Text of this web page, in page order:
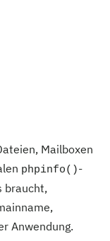
Mailboxen
phpinfo()-
braucht,
Anwendung.